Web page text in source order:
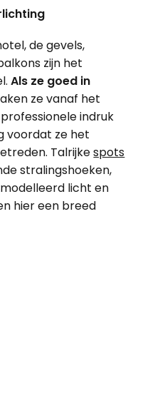
de gevels,
zijn het
Als ze goed in
ze vanaf het
indruk
voordat ze het
Talrijkespots
stralingshoeken,
licht en
hier een breed